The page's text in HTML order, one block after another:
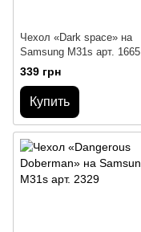
Чехол «Dark space» на
Samsung M31s арт. 1665
339 грн
Купить